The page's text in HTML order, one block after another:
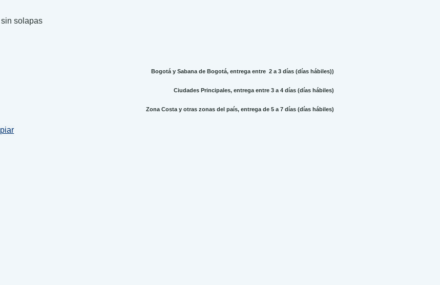
solapas
Bogotá y Sabana de Bogotá, entrega entre 2 a 3 días (días hábiles))
Ciudades Principales, entrega entre 3 a 4 días (días hábiles)
Zona Costa y otras zonas del país, entrega de 5 a 7 días (días hábiles)